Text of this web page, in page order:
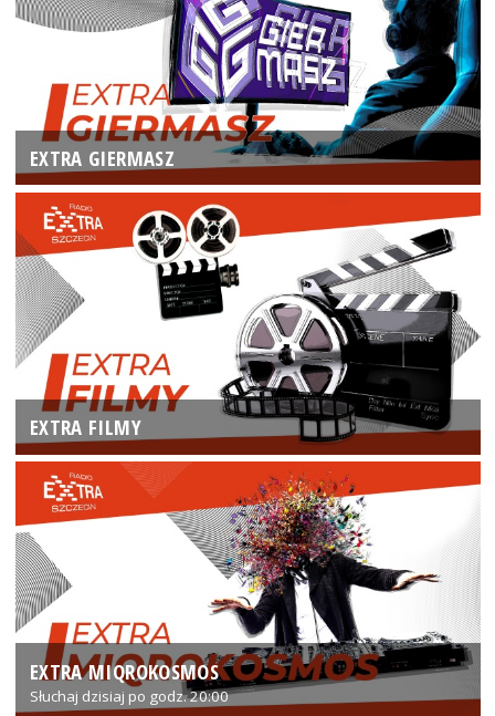
EXTRA GIERMASZ
EXTRA FILMY
EXTRA MIQROKOSMOS
Słuchaj dzisiaj po godz. 20:00